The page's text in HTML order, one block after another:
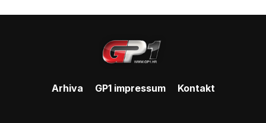
Arhiva GP1 impressum Kontakt